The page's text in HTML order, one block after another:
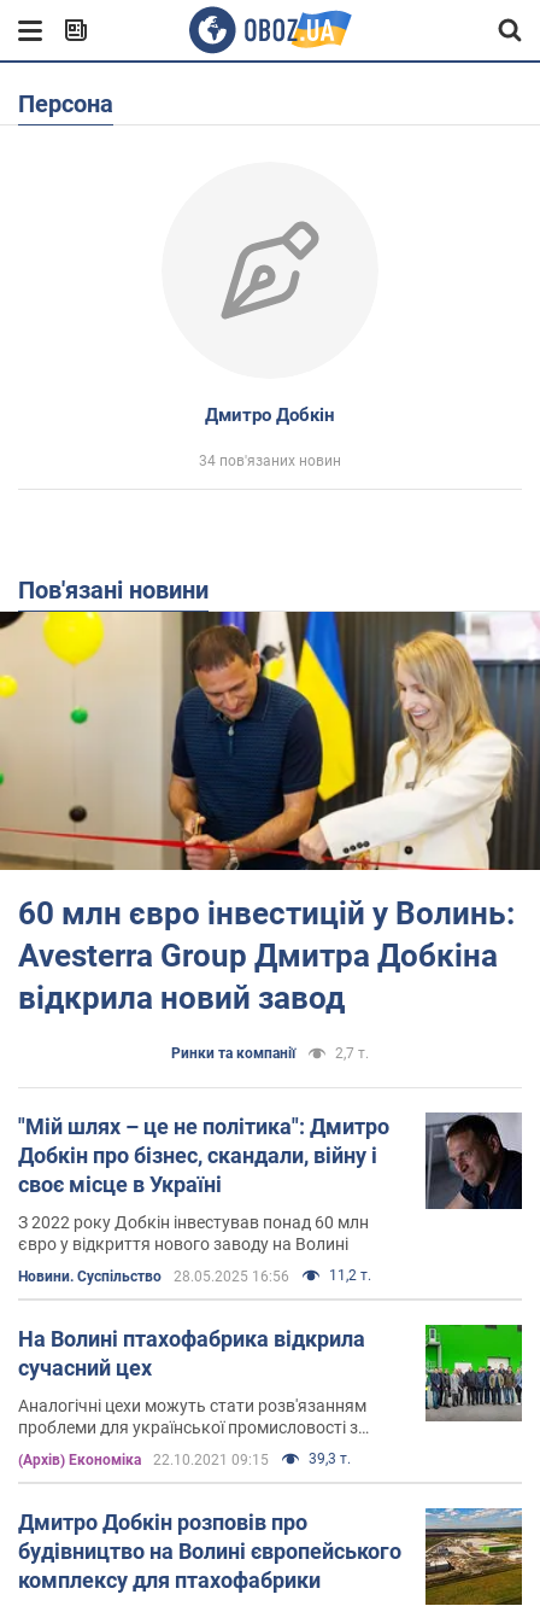
Персона
Дмитро Добкін
34 пов'язаних новин
Пов'язані новини
60 млн євро інвестицій у Волинь:
Avesterra Group Дмитра Добкіна
відкрила новий завод
Ринки та компанії 2,7 т.
"Мій шлях – це не політика": Дмитро
Добкін про бізнес, скандали, війну і
своє місце в Україні
З 2022 року Добкін інвестував понад 60 млн
євро у відкриття нового заводу на Волині
Новини. Суспільство 28.05.2025 16:56 11,2 т.
На Волині птахофабрика відкрила
сучасний цех
Аналогічні цехи можуть стати розв'язанням
проблеми для української промисловості з
утилізацією залишків від виробництва
(Архів) Економіка 22.10.2021 09:15 39,3 т.
Дмитро Добкін розповів про
будівництво на Волині європейського
комплексу для птахофабрики